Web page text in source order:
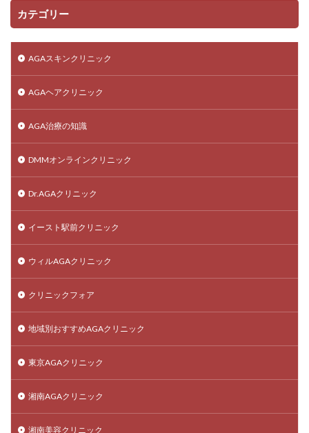
カテゴリー
AGAスキンクリニック
AGAヘアクリニック
AGA治療の知識
DMMオンラインクリニック
Dr.AGAクリニック
イースト駅前クリニック
ウィルAGAクリニック
クリニックフォア
地域別おすすめAGAクリニック
東京AGAクリニック
湘南AGAクリニック
湘南美容クリニック